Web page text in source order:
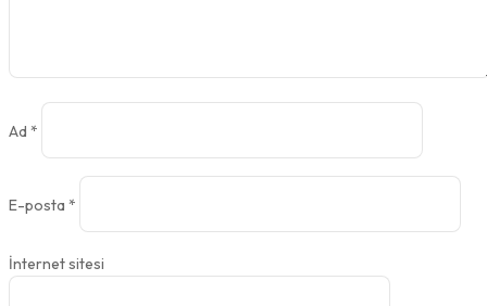
Ad *
E-posta *
İnternet sitesi